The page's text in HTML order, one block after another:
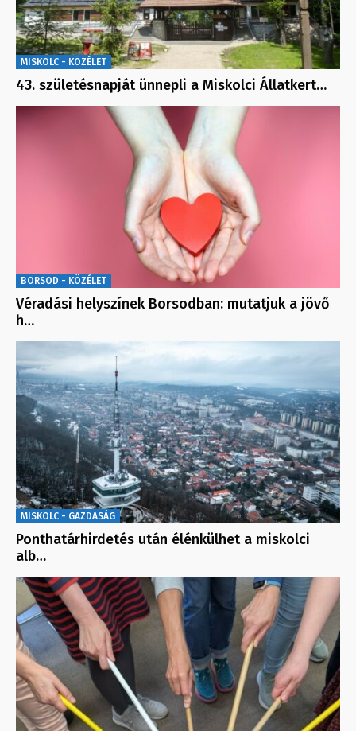
MISKOLC - KÖZÉLET
43. születésnapját ünnepli a Miskolci Állatkert…
BORSOD - KÖZÉLET
Véradási helyszínek Borsodban: mutatjuk a jövő
h…
MISKOLC - GAZDASÁG
Ponthatárhirdetés után élénkülhet a miskolci
alb…